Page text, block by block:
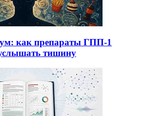
как препараты ГПП-1
тишину